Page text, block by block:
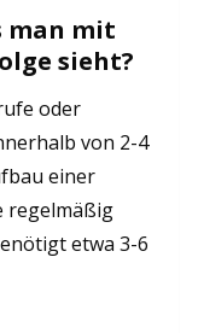
man mit
sieht?
oder
von 2-4
einer
regelmäßig
etwa 3-6